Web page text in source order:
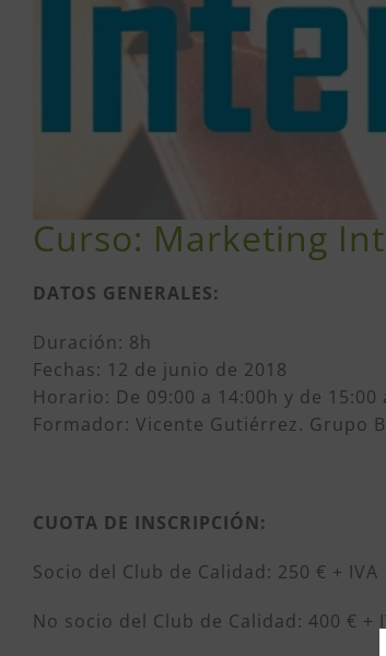
Curso: Marketing
DATOS GENERALES:
Duración: 8h
Fechas: 12 de junio de 2018
Horario: De 09:00 a 14:00h y de 15:00
Formador: Vicente Gutiérrez. Grupo
CUOTA DE INSCRIPCIÓN:
Socio del Club de Calidad: 250 € + IVA
No socio del Club de Calidad: 400 € +